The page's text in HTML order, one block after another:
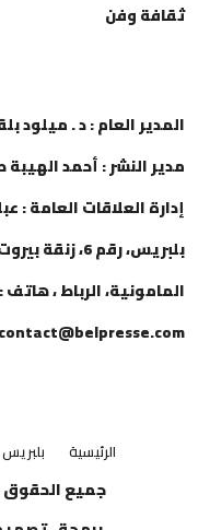
ثقافة وفن
المدير العام : د . ميلود بلقاضي
مدير النشر : أحمد الهيبة صمداني
إدارة العلاقات العامة : عبلة مجبر
contact@belpresse.com
الرئيسية
جميع الحقوق